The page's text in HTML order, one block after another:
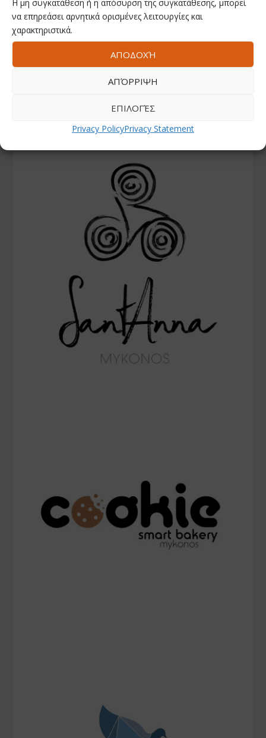
Η μη συγκατάθεση ή η απόσυρση της συγκατάθεσης, μπορεί
να επηρεάσει αρνητικά ορισμένες λειτουργίες και
χαρακτηριστικά.
ΑΠΟΔΟΧΉ
ΑΠΌΡΡΙΨΗ
ΕΠΙΛΟΓΈΣ
Privacy PolicyPrivacy Statement